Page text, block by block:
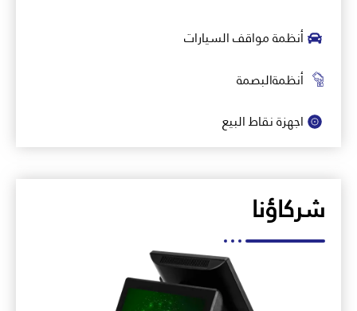
أنظمة مواقف السيارات
أنظمةالبصمة
اجهزة نقاط البيع
شركاؤنا